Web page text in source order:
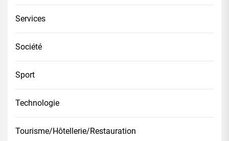
Services
Société
Sport
Technologie
Tourisme/Hôtellerie/Restauration